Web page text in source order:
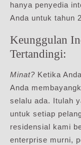
hanya penyedia
Anda untuk tahun
Keunggulan
Tertandingi:
Minat? Ketika
Anda
selalu ada. Itulah
untuk setiap
residensial kami
enterprise murni,